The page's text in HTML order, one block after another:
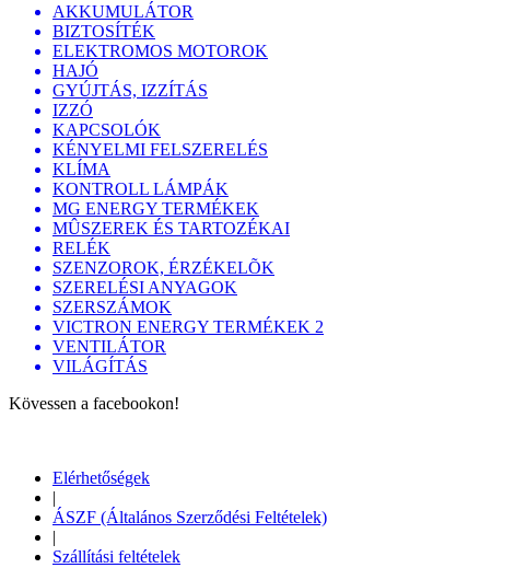
AKKUMULÁTOR
BIZTOSÍTÉK
ELEKTROMOS MOTOROK
HAJÓ
GYÚJTÁS, IZZÍTÁS
IZZÓ
KAPCSOLÓK
KÉNYELMI FELSZERELÉS
KLÍMA
KONTROLL LÁMPÁK
MG ENERGY TERMÉKEK
MÛSZEREK ÉS TARTOZÉKAI
RELÉK
SZENZOROK, ÉRZÉKELÕK
SZERELÉSI ANYAGOK
SZERSZÁMOK
VICTRON ENERGY TERMÉKEK 2
VENTILÁTOR
VILÁGÍTÁS
Kövessen a facebookon!
Elérhetőségek
|
ÁSZF (Általános Szerződési Feltételek)
|
Szállítási feltételek